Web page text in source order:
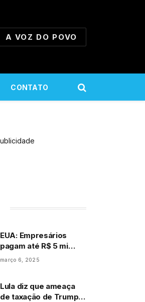
A VOZ DO POVO
CONTATO
EUA: Empresários
pagam até R$ 5 mi
para jantar com Trump
março 6, 2025
Lula diz que ameaça
de taxação de Trump